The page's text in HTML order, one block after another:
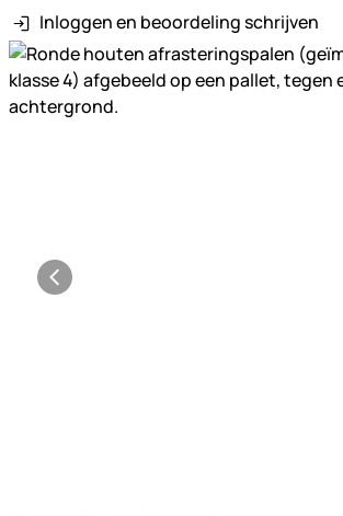
Inloggen en beoordeling schrijven
Productgalerij